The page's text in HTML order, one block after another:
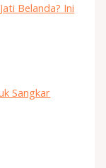
Belanda? Ini
Sangkar